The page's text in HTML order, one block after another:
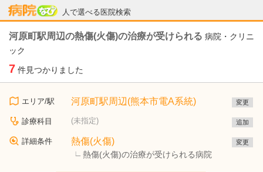
人で選べる医院検索
病院なび
河原町駅周辺の熱傷(火傷)の治療が受けられる 病院・クリニ
ック
7 件見つかりました
エリア/駅 河原町駅周辺(熊本市電A系統) 変更
診療科目 (未指定) 追加
詳細条件 熱傷(火傷)
熱傷(火傷)の治療が受けられる病院
変更